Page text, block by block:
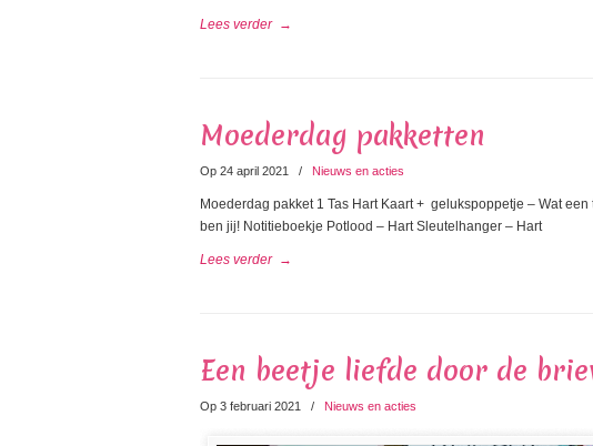
Lees verder →
Moederdag pakketten
Op 24 april 2021 / Nieuws en acties
Moederdag pakket 1 Tas Hart Kaart + gelukspoppetje – Wat
ben jij! Notitieboekje Potlood – Hart Sleutelhanger – Hart
Lees verder →
Een beetje liefde door de
Op 3 februari 2021 / Nieuws en acties